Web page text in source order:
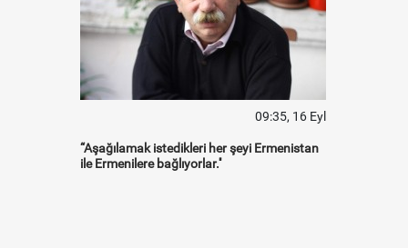
09:35, 16 Eyl
“Aşağılamak istedikleri her şeyi Ermenistan
ile Ermenilere bağlıyorlar.''